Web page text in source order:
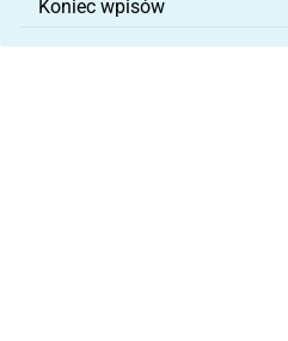
Koniec wpisów